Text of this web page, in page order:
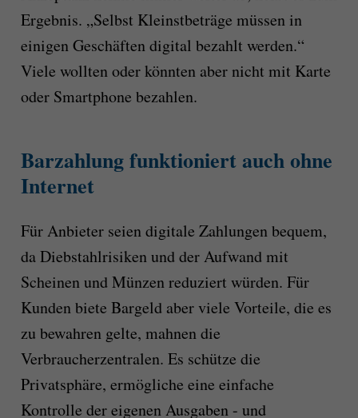
Ergebnis. „Selbst Kleinstbeträge müssen in
einigen Geschäften digital bezahlt werden.“
Viele wollten oder könnten aber nicht mit Karte
oder Smartphone bezahlen.
Barzahlung funktioniert auch ohne
Internet
Für Anbieter seien digitale Zahlungen bequem,
da Diebstahlrisiken und der Aufwand mit
Scheinen und Münzen reduziert würden. Für
Kunden biete Bargeld aber viele Vorteile, die es
zu bewahren gelte, mahnen die
Verbraucherzentralen. Es schütze die
Privatsphäre, ermögliche eine einfache
Kontrolle der eigenen Ausgaben - und